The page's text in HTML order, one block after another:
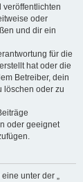
oder
und dir ein
für die
hat oder die
Betreiber, dein
löschen oder zu
oder geeignet
unter der „